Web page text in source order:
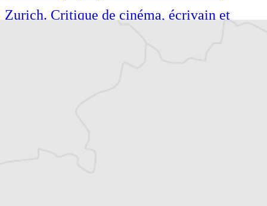
Zurich. Critique de cinéma, écrivain et